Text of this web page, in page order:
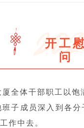
开工慰
问
全体干部职工以
子成员深入到各
作中去。